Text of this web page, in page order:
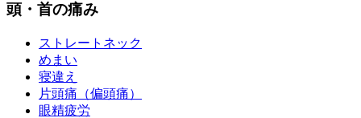
頭・首の痛み
ストレートネック
めまい
寝違え
片頭痛（偏頭痛）
眼精疲労